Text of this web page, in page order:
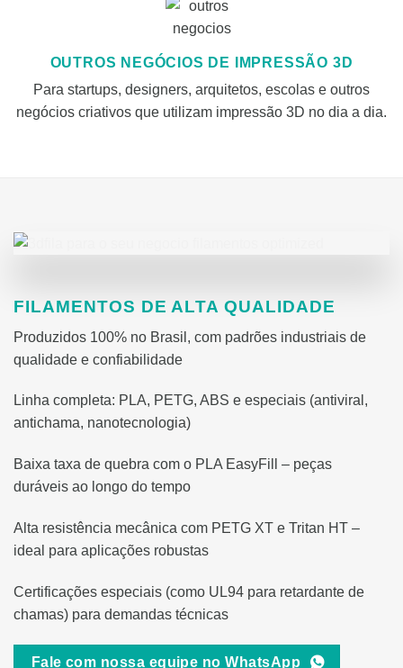
OUTROS NEGÓCIOS DE IMPRESSÃO 3D
Para startups, designers, arquitetos, escolas e outros
negócios criativos que utilizam impressão 3D no dia a dia.
FILAMENTOS DE ALTA QUALIDADE
Produzidos 100% no Brasil, com padrões industriais de
qualidade e confiabilidade
Linha completa: PLA, PETG, ABS e especiais (antiviral,
antichama, nanotecnologia)
Baixa taxa de quebra com o PLA EasyFill – peças
duráveis ao longo do tempo
Alta resistência mecânica com PETG XT e Tritan HT –
ideal para aplicações robustas
Certificações especiais (como UL94 para retardante de
chamas) para demandas técnicas
Fale com nossa equipe no WhatsApp